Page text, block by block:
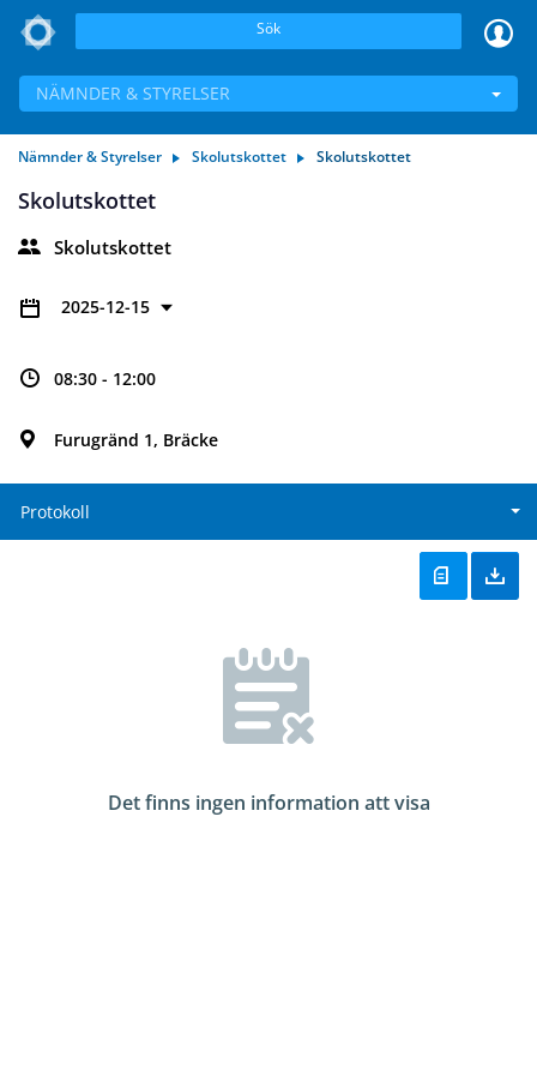
Sök
NÄMNDER & STYRELSER
Nämnder & Styrelser Skolutskottet Skolutskottet
Skolutskottet
Skolutskottet
2025-12-15
08:30 - 12:00
Furugränd 1, Bräcke
Protokoll
Det finns ingen information att visa